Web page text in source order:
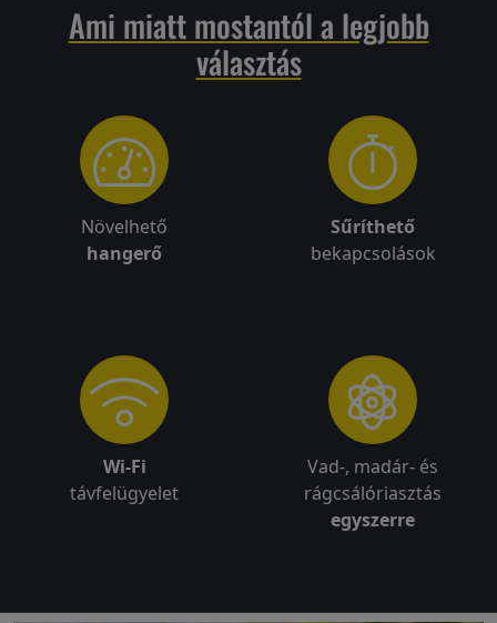
Ami miatt mostantól a legjobb
választás
Növelhető
hangerő
Sűríthető
bekapcsolások
Wi-Fi
távfelügyelet
Vad-, madár- és
rágcsálóriasztás
egyszerre